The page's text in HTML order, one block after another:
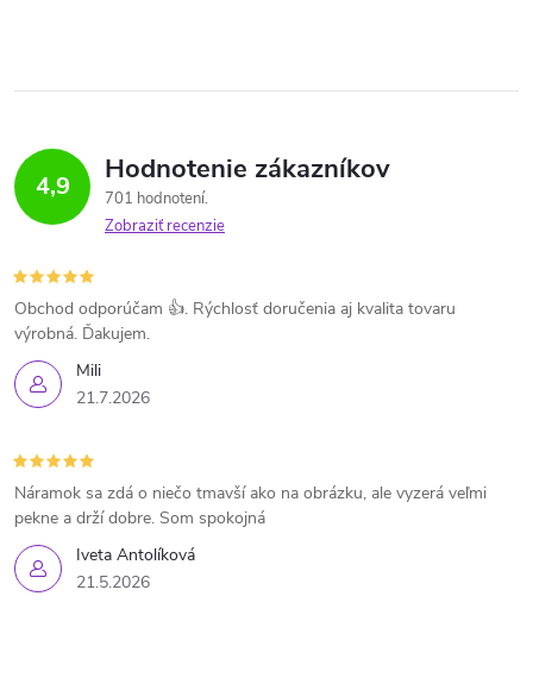
4,9 Hodnotenie zákazníkov
701 hodnotení
Zobraziť recenzie
Mili
21.7.2026
Obchod odporúčam 👍. Rýchlosť doručenia aj kvalita tovaru
výrobná. Ďakujem.
Iveta Antolíková
21.5.2026
Náramok sa zdá o niečo tmavší ako na obrázku, ale vyzerá veľmi
pekne a drží dobre. Som spokojná